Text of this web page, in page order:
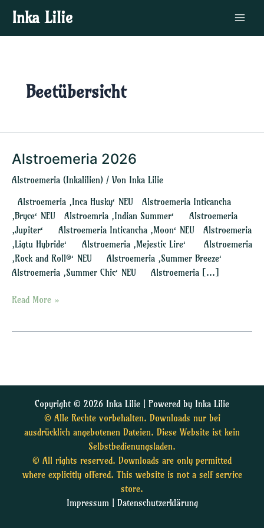
Inhalt
springen
Inka Lilie
Main
Menu
Beetübersicht
Alstroemeria 2026
Alstroemeria (Inkalilien) / Von Inka Lilie
Alstroemeria ‚Inca Husky‘ NEU Alstroemeria Inticancha
‚Bryce‘ NEU Alstroemria ‚Indian Summer‘ Alstroemeria
‚Jupiter‘ Alstroemeria Inticancha ‚Moon‘ NEU Alstroemeria
‚Ligtu Hybride‘ Alstroemeria ‚Mejestic Lire‘ Alstroemeria
‚Rock and Roll®‘ NEU Alstroemeria ‚Summer Breeze‘
Alstroemeria ‚Summer Chic‘ NEU Alstroemeria […]
Alstroemeria
Read More »
Copyright © 2026 Inka Lilie | Powered by Inka Lilie
© Alle Rechte vorbehalten. Downloads nur bei
ausdrücklich angebotenen Dateien. Diese Website ist kein
Selbstbedienungsladen.
© All rights reserved. Downloads are only permitted
where explicitly offered. This website is not a self service
store.
Impressum| Datenschutzerklärung